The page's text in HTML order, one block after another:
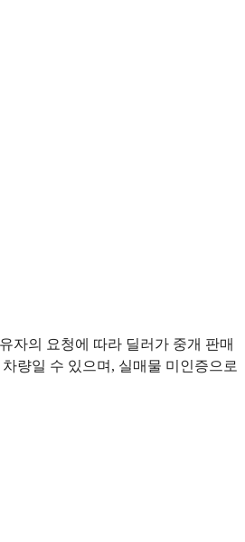
자의 요청에 따라 딜러가 중개 판매
량일 수 있으며, 실매물 미인증으로